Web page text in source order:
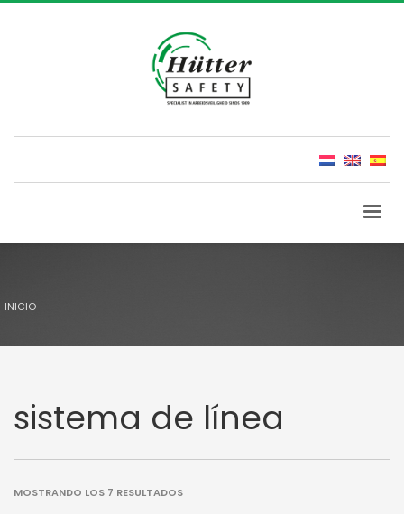
INICIO
sistema de línea
MOSTRANDO LOS 7 RESULTADOS